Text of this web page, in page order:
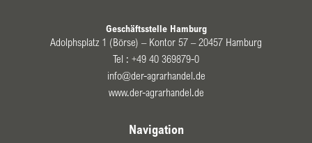
Geschäftsstelle Hamburg
Adolphsplatz 1 (Börse) – Kontor 57 – 20457 Hamburg
Tel : +49 40 369879-0
info@der-agrarhandel.de
www.der-agrarhandel.de
Navigation